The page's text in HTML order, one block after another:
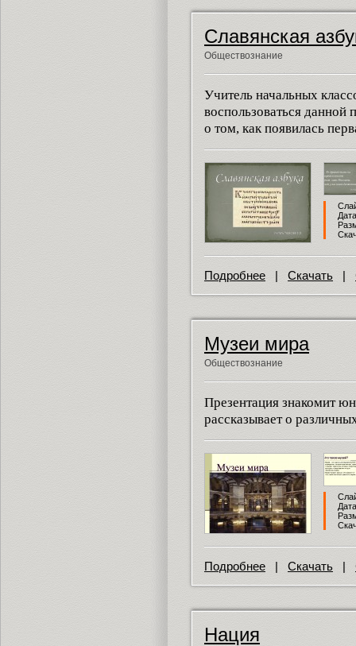
Славянская
Обществознание
Учитель начальных
воспользоваться данной
о том, как появилась
Подробнее | Скачать |
Музеи мира
Обществознание
Презентация знакомит
рассказывает о
Подробнее | Скачать |
Нация